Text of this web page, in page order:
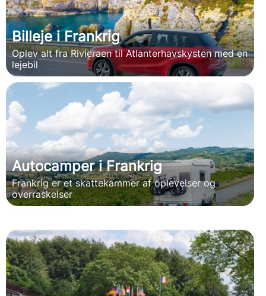
Billeje i Frankrig
Oplev alt fra Rivieraen til Atlanterhavskysten med en
lejebil
Autocamper i Frankrig
Frankrig er et skattekammer af oplevelser og
overraskelser